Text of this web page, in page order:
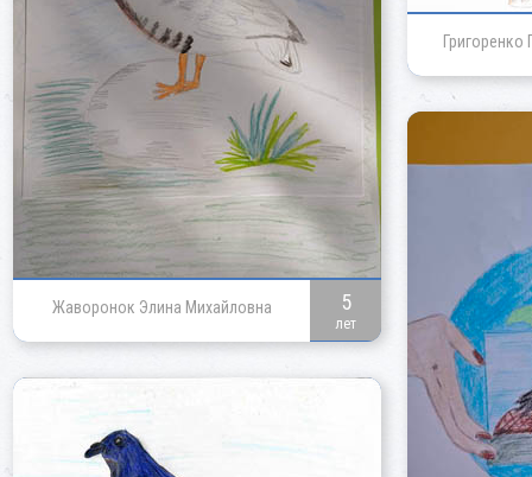
Григоренко
Жаворонок Элина Михайловна 5
лет